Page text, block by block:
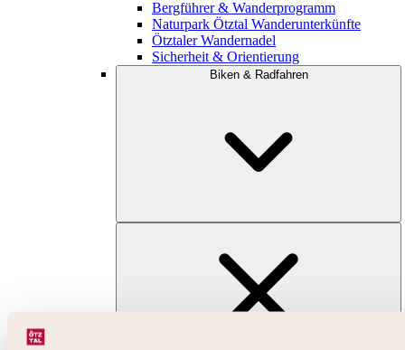
Bergführer & Wanderprogramm
Naturpark Ötztal Wanderunterkünfte
Ötztaler Wandernadel
Sicherheit & Orientierung
Biken & Radfahren